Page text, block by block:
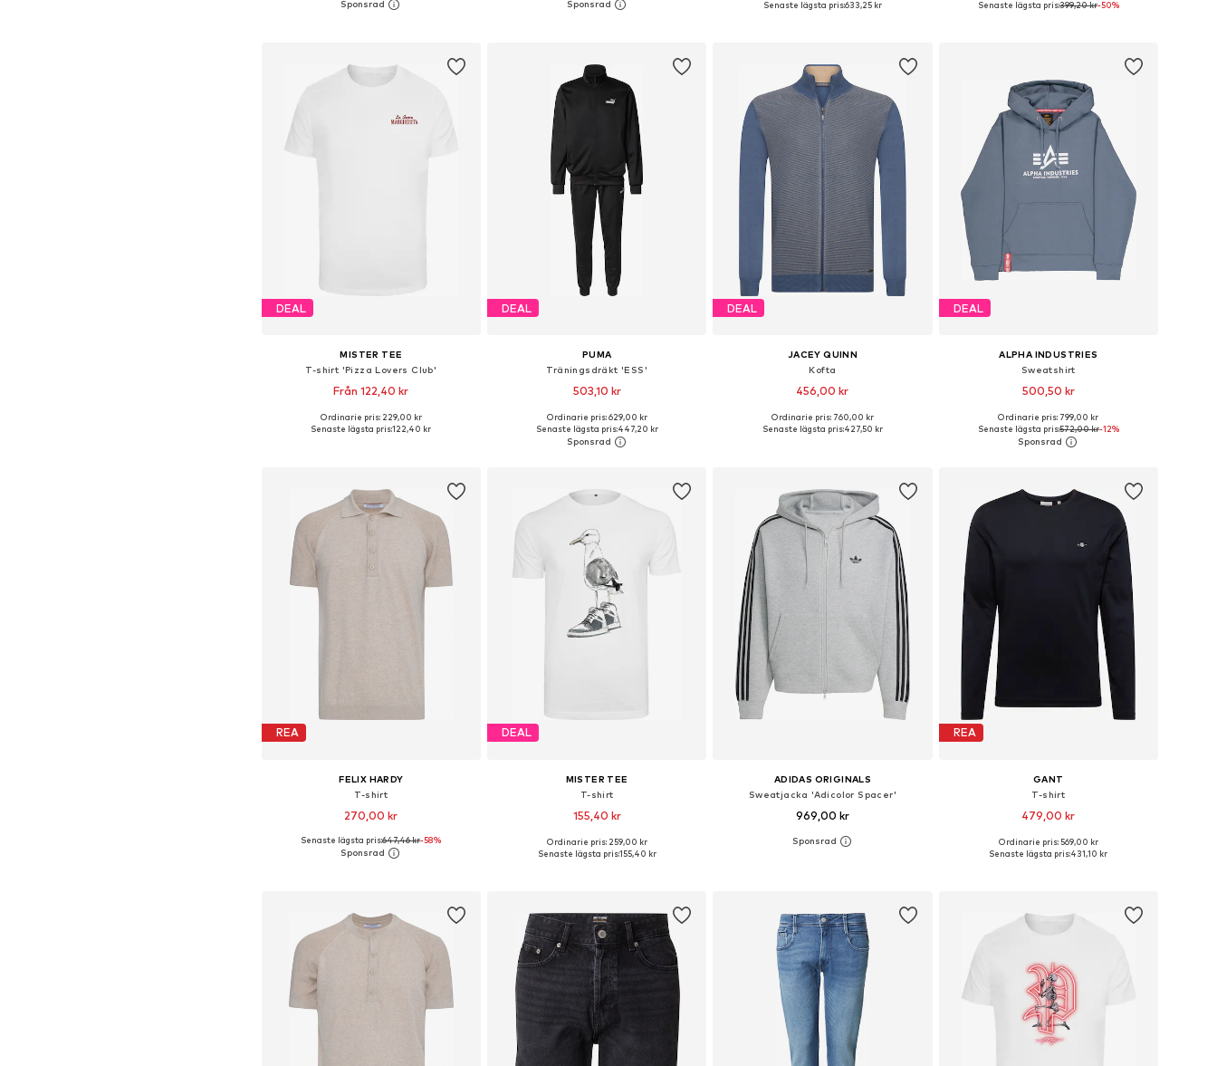
Senaste lägsta pris:633,25 kr
Senaste lägsta pris:399,20 kr-50%
DEAL
MISTER TEE
T-shirt 'Pizza Lovers Club'
Från 122,40 kr
Tillgänglig i många storlekar
Ordinarie pris: 229,00 kr
Senaste lägsta pris:122,40 kr
DEAL
PUMA
Träningsdräkt 'ESS'
503,10 kr
Tillgängliga storlekar: S, M, L, XL, XXL
Lägg till i varukorgen
Ordinarie pris: 629,00 kr
Senaste lägsta pris:447,20 kr
DEAL
JACEY QUINN
Kofta
456,00 kr
Ordinarie pris: 760,00 kr
Senaste lägsta pris:427,50 kr
DEAL
ALPHA INDUSTRIES
Sweatshirt
500,50 kr
+11
Tillgängliga storlekar: S, M, L, XL, XXL
Lägg till i varukorgen
Ordinarie pris: 799,00 kr
Senaste lägsta pris:572,00 kr-12%
REA
FELIX HARDY
T-shirt
270,00 kr
Tillgängliga storlekar: S, M, L, XL, XXL
Senaste lägsta pris:647,46 kr-58%
DEAL
MISTER TEE
T-shirt
155,40 kr
+6
Tillgänglig i många storlekar
Ordinarie pris: 259,00 kr
Senaste lägsta pris:155,40 kr
ADIDAS ORIGINALS
Sweatjacka 'Adicolor Spacer'
969,00 kr
Tillgängliga storlekar: XS, S, M, L, XL
REA
GANT
T-shirt
479,00 kr
Tillgängliga storlekar: S, M, L, XL, XXL
Ordinarie pris: 569,00 kr
Senaste lägsta pris:431,10 kr